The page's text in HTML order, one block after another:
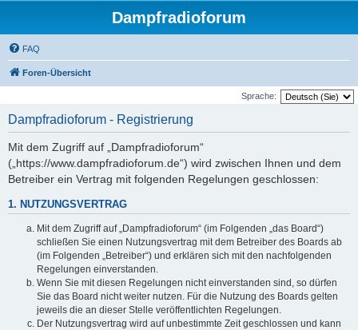
Dampfradioforum
FAQ
Foren-Übersicht
Sprache:
Dampfradioforum - Registrierung
Mit dem Zugriff auf „Dampfradioforum“
(„https://www.dampfradioforum.de“) wird zwischen Ihnen und dem
Betreiber ein Vertrag mit folgenden Regelungen geschlossen:
1. NUTZUNGSVERTRAG
Mit dem Zugriff auf „Dampfradioforum“ (im Folgenden „das Board“)
schließen Sie einen Nutzungsvertrag mit dem Betreiber des Boards ab
(im Folgenden „Betreiber“) und erklären sich mit den nachfolgenden
Regelungen einverstanden.
Wenn Sie mit diesen Regelungen nicht einverstanden sind, so dürfen
Sie das Board nicht weiter nutzen. Für die Nutzung des Boards gelten
jeweils die an dieser Stelle veröffentlichten Regelungen.
Der Nutzungsvertrag wird auf unbestimmte Zeit geschlossen und kann